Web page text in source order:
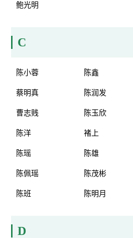
鲍光明
C
陈小蓉 陈鑫
蔡明真 陈润发
曹志贱 陈玉欣
陈洋 褚上
陈瑶 陈雄
陈佩瑶 陈茂彬
陈班 陈明月
D